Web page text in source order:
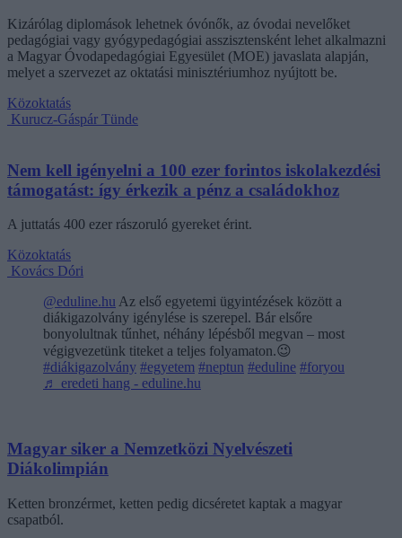
Kizárólag diplomások lehetnek óvónők, az óvodai nevelőket
pedagógiai vagy gyógypedagógiai asszisztensként lehet alkalmazni
a Magyar Óvodapedagógiai Egyesület (MOE) javaslata alapján,
melyet a szervezet az oktatási minisztériumhoz nyújtott be.
Közoktatás
Kurucz-Gáspár Tünde
Nem kell igényelni a 100 ezer forintos iskolakezdési
támogatást: így érkezik a pénz a családokhoz
A juttatás 400 ezer rászoruló gyereket érint.
Közoktatás
Kovács Dóri
@eduline.hu Az első egyetemi ügyintézések között a
diákigazolvány igénylése is szerepel. Bár elsőre
bonyolultnak tűnhet, néhány lépésből megvan – most
végigvezetünk titeket a teljes folyamaton.😉
#diákigazolvány #egyetem #neptun #eduline #foryou
♬ eredeti hang - eduline.hu
Magyar siker a Nemzetközi Nyelvészeti
Diákolimpián
Ketten bronzérmet, ketten pedig dicséretet kaptak a magyar
csapatból.